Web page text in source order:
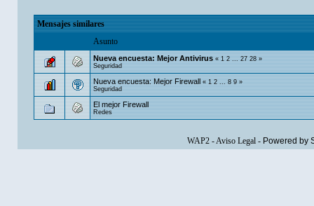
Mensajes similares
Asunto
Nueva encuesta: Mejor Antivirus «1 2...27 28»
Seguridad
Nueva encuesta: Mejor Firewall «1 2...8 9»
Seguridad
El mejor Firewall
Redes
WAP2-Aviso Legal- Powered by